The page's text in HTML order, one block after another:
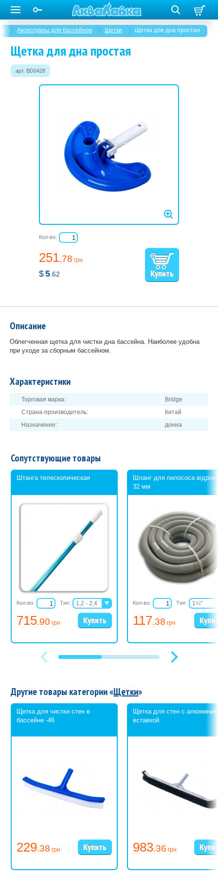
Аксессуары для бассейнов Щетки Щетка для дна простая
Щетка для дна простая
арт. BD0428
251.78 грн
$5 .62
Кол-во:
Описание
Облегченная щетка для чистки дна бассейна. Наиболее удобна
при уходе за сборным бассейном.
Характеристики
Торговая марка:
Bridge
Страна-производитель:
Китай
Назначение:
донна
Сопутствующие товары
Штанга телескопическая
715.90 грн
Кол-во: Тип:
1,2 - 2,4
1,8 - 3,6
2,4 - 4,8
Шланг для пилососа
32 мм
117.38 грн
Кол-во: Тип:
1¼"
1½"
Другие товары категории «Щетки»
Щетка для чистки стен в
бассейне -46
229.38 грн
Щетка для стен с
вставкой
983.36 грн